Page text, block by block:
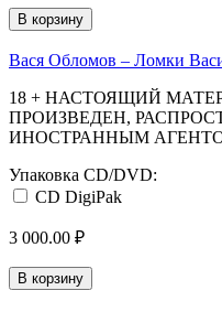
В корзину
Вася Обломов – Ломки
18 + НАСТОЯЩИЙ
ПРОИЗВЕДЕН,
ИНОСТРАННЫМ
Упаковка CD/DVD:
CD DigiPak
3 000.00 ₽
В корзину